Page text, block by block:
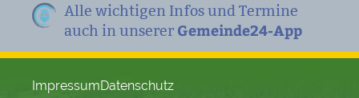
Alle wichtigen Infos und Termine
auch in unserer Gemeinde24-App
ImpressumDatenschutz